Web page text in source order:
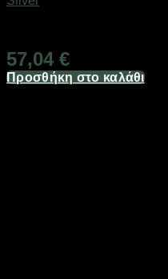
57,04 €
Προσθήκη στο καλάθι